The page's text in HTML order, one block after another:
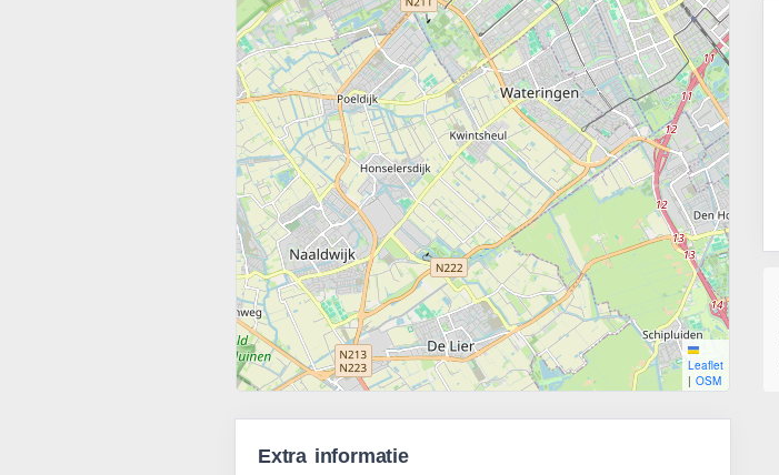
Leaflet
| OSM
Extra informatie